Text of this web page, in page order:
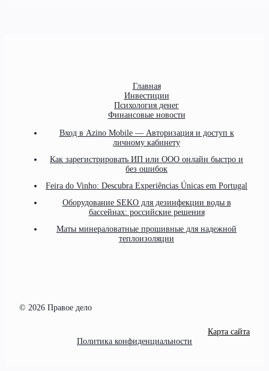
Главная
Инвестиции
Психология денег
Финансовые новости
Вход в Azino Mobile — Авторизация и доступ к
личному кабинету
Как зарегистрировать ИП или ООО онлайн быстро и
без ошибок
Feira do Vinho: Descubra Experiências Únicas em Portugal
Оборудование SEKO для дезинфекции воды в
бассейнах: российские решения
Маты минераловатные прошивные для надежной
теплоизоляции
© 2026 Правое дело
Карта сайта
Политика конфиденциальности